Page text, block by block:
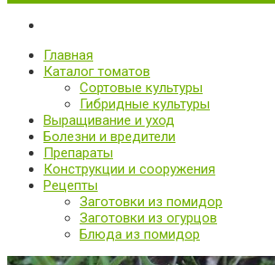
Все о томатах. Выращивание томатов.
Выращивание и уход за томатами
Главная
Каталог томатов
Сортовые культуры
Гибридные культуры
Выращивание и уход
Болезни и вредители
Препараты
Конструкции и сооружения
Рецепты
Заготовки из помидор
Заготовки из огурцов
Блюда из помидор